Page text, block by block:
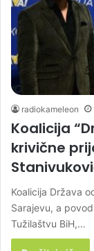
radiokameleon
Koalicija
krivične
Koalicija Država
Sarajevu, a
Tužilaštvu BiH,…